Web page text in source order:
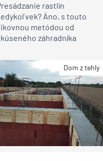
rastlín
Áno, s touto
metódou od
záhradníka
Dom z tehly